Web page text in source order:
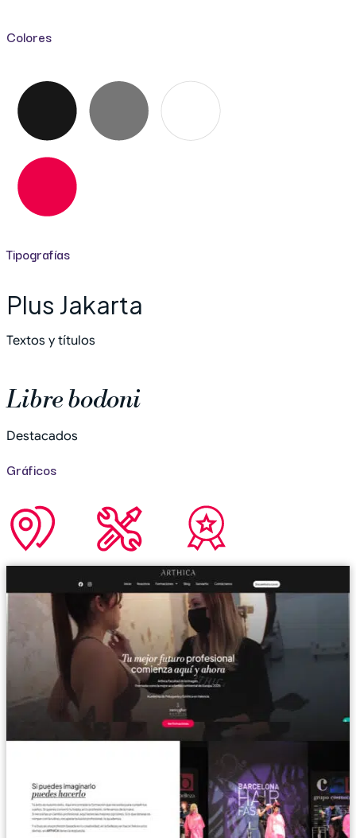
Colores
Tipografías
Plus Jakarta
Textos y títulos
Libre bodoni
Destacados
Gráficos